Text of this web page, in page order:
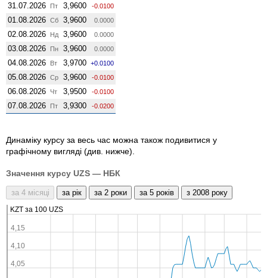
31.07.2026 Пт 3,9600 -0.0100
01.08.2026 Сб 3,9600 0.0000
02.08.2026 Нд 3,9600 0.0000
03.08.2026 Пн 3,9600 0.0000
04.08.2026 Вт 3,9700 +0.0100
05.08.2026 Ср 3,9600 -0.0100
06.08.2026 Чт 3,9500 -0.0100
07.08.2026 Пт 3,9300 -0.0200
Динаміку курсу за весь час можна також подивитися у
графічному вигляді (див. нижче).
Значення курсу UZS — НБК